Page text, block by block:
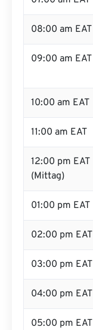
08:00 am EAT
09:00 am EAT
10:00 am EAT
11:00 am EAT
12:00 pm EAT
(Mittag)
01:00 pm EAT
02:00 pm EAT
03:00 pm EAT
04:00 pm EAT
05:00 pm EAT